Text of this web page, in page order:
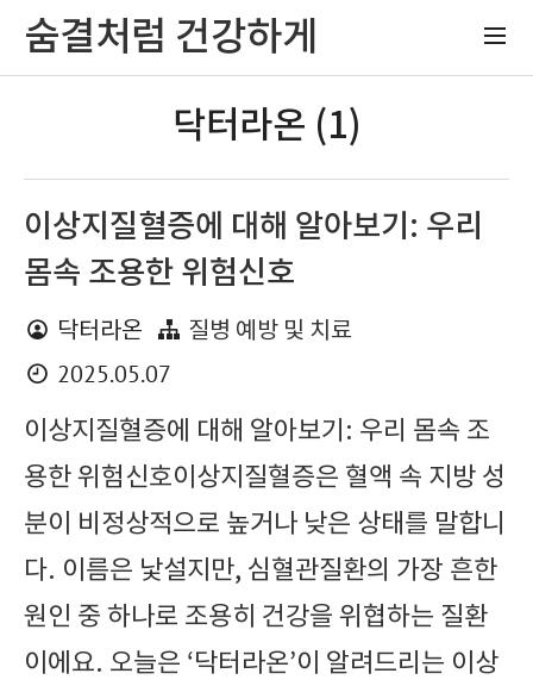
숨결처럼 건강하게
닥터라온 (1)
이상지질혈증에 대해 알아보기: 우리
몸속 조용한 위험신호
닥터라온 질병 예방 및 치료
2025.05.07
이상지질혈증에 대해 알아보기: 우리 몸속 조
용한 위험신호이상지질혈증은 혈액 속 지방 성
분이 비정상적으로 높거나 낮은 상태를 말합니
다. 이름은 낯설지만, 심혈관질환의 가장 흔한
원인 중 하나로 조용히 건강을 위협하는 질환
이에요. 오늘은 ‘닥터라온’이 알려드리는 이상